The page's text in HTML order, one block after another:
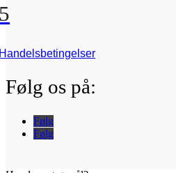
Følg os på:
Følg
Følg